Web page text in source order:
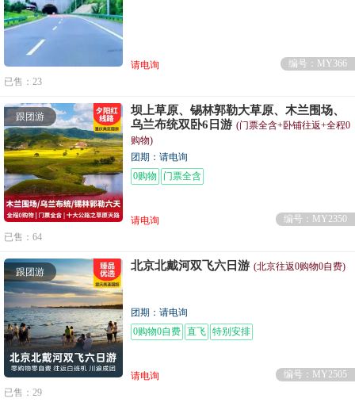
请电询
编号：MY366
已售：23
跟团游
坝上草原、锡林郭勒大草原、木兰围场、
乌兰布统双卧6日游 (门票全含+卧铺往返+全程0
购物)
团期：请电询
0购物
门票全含
请电询
编号：MY2350
已售：64
跟团游 北京北戴河双飞六日游 (北京往返0购物0自费)
团期：请电询
0购物0自费 直飞 特别安排
请电询
编号：MY2505
已售：29